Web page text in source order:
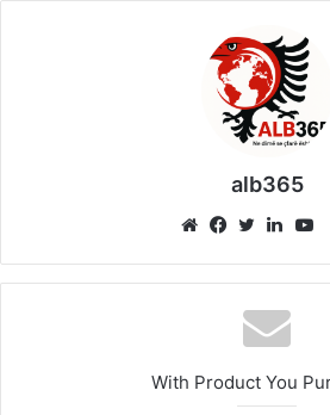
alb365
With Product You